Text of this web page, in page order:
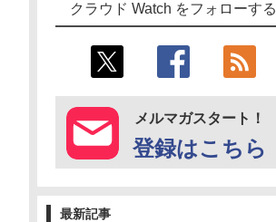
クラウド Watch をフォローする
メルマガスタート！
登録はこちら
最新記事